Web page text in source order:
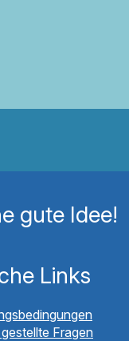
gute Idee!
Links
Fragen